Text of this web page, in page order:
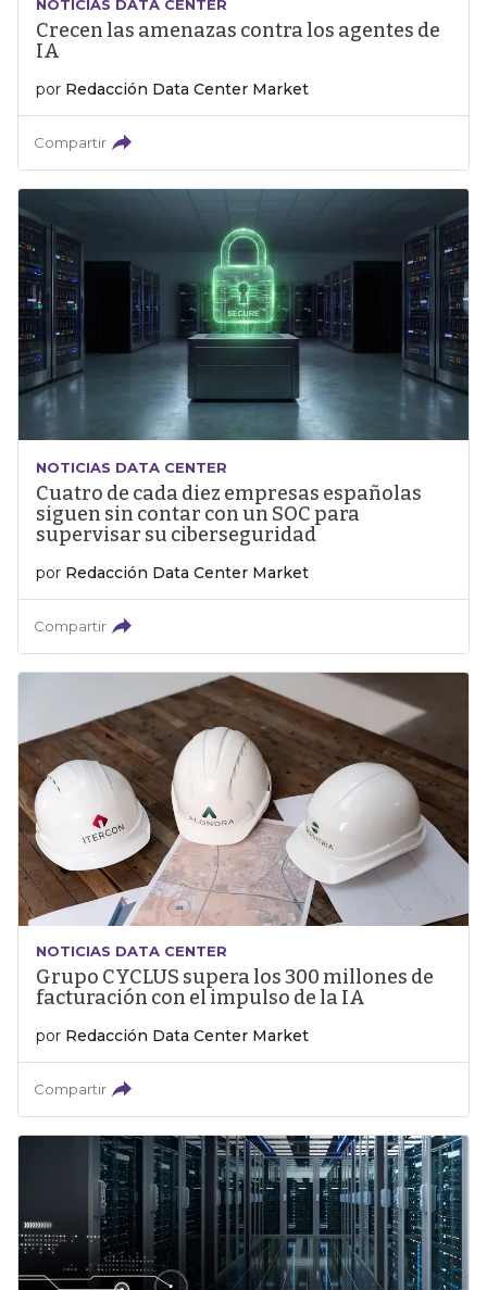
NOTICIAS DATA CENTER
Crecen las amenazas contra los agentes de
IA
por Redacción Data Center Market
Compartir
NOTICIAS DATA CENTER
Cuatro de cada diez empresas españolas
siguen sin contar con un SOC para
supervisar su ciberseguridad
por Redacción Data Center Market
Compartir
NOTICIAS DATA CENTER
Grupo CYCLUS supera los 300 millones de
facturación con el impulso de la IA
por Redacción Data Center Market
Compartir